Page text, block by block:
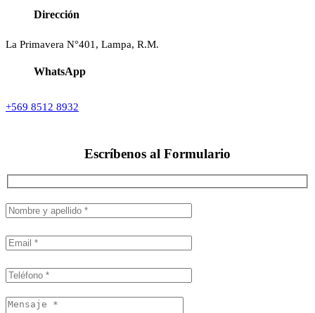
Dirección
La Primavera N°401, Lampa, R.M.
WhatsApp
+569 8512 8932
Escríbenos al Formulario